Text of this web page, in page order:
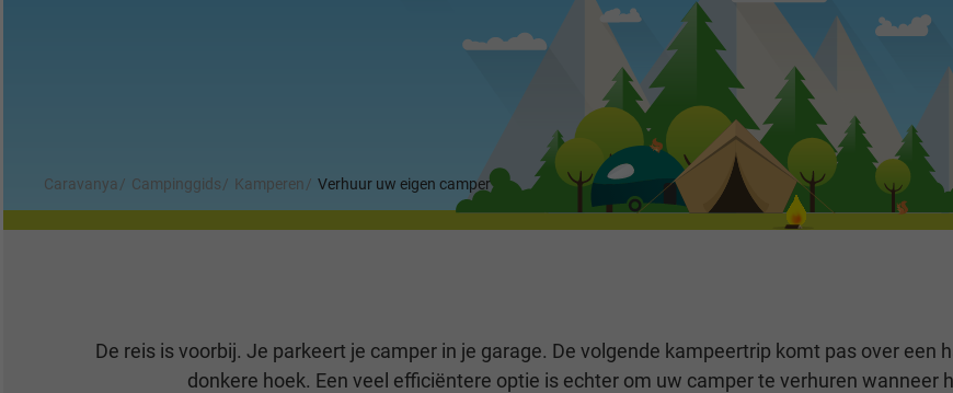
Caravanya Campinggids Kamperen Verhuur uw eigen camper
De reis is voorbij. Je parkeert je camper in je garage. De volgende kampeertrip komt pas over een
donkere hoek. Een veel efficiëntere optie is echter om uw camper te verhuren wanneer